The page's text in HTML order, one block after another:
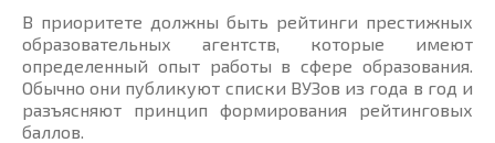
В приоритете должны быть рейтинги престижных
образовательных агентств, которые имеют
определенный опыт работы в сфере образования.
Обычно они публикуют списки ВУЗов из года в год и
разъясняют принцип формирования рейтинговых
баллов.